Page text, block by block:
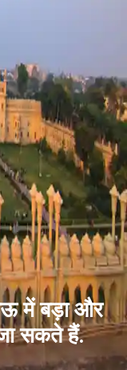
में बड़ा और
जा सकते हैं.